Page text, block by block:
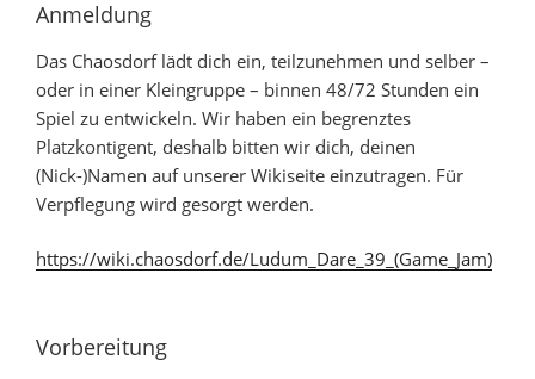
Anmeldung
Das Chaosdorf lädt dich ein, teilzunehmen und selber –
oder in einer Kleingruppe – binnen 48/72 Stunden ein
Spiel zu entwickeln. Wir haben ein begrenztes
Platzkontigent, deshalb bitten wir dich, deinen
(Nick-)Namen auf unserer Wikiseite einzutragen. Für
Verpflegung wird gesorgt werden.
https://wiki.chaosdorf.de/Ludum_Dare_39_(Game_Jam)
Vorbereitung